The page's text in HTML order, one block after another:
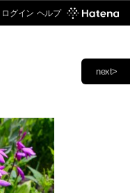
ログイン ヘルプ
next>